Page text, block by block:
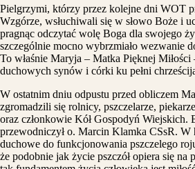
Pielgrzymi, którzy przez kolejne dni WOT
Wzgórze, wsłuchiwali się w słowo Boże i
pragnąc odczytać wolę Boga dla swojego
szczególnie mocno wybrzmiało wezwanie
To właśnie Maryja – Matka Pięknej
duchowych synów i córki ku pełni
W ostatnim dniu odpustu przed obliczem
zgromadzili się rolnicy, pszczelarze,
oraz członkowie Kół Gospodyń Wiejskich.
przewodniczył o. Marcin Klamka CSsR. W
duchowe do funkcjonowania pszczelego
że podobnie jak życie pszczół opiera się na